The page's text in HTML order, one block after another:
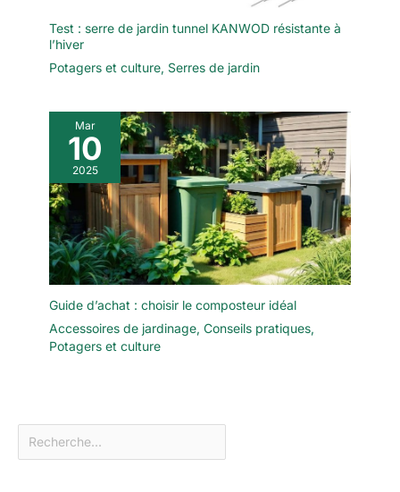
Test : serre de jardin tunnel KANWOD résistante à
l’hiver
Potagers et culture, Serres de jardin
Mar
10
2025
Guide d’achat : choisir le composteur idéal
Accessoires de jardinage, Conseils pratiques,
Potagers et culture